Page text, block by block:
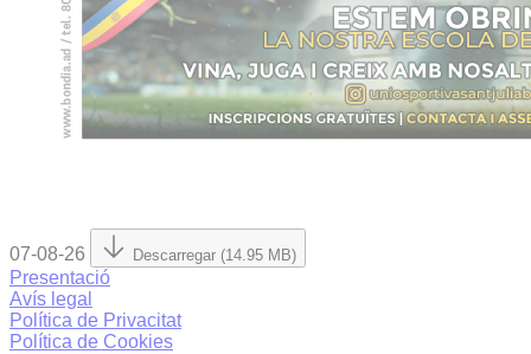
07-08-26 Descarregar (14.95 MB)
Presentació
Avís legal
Política de Privacitat
Política de Cookies